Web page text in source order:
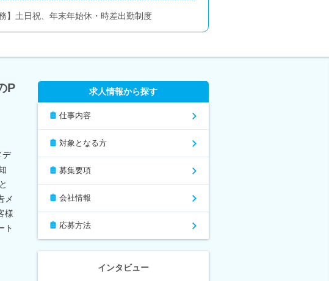
】土日祝、年末年始休・時差出勤制度
P
デ
メ
様
ト
求人情報から探す
仕事内容
対象となる方
募集要項
会社情報
応募方法
インタビュー